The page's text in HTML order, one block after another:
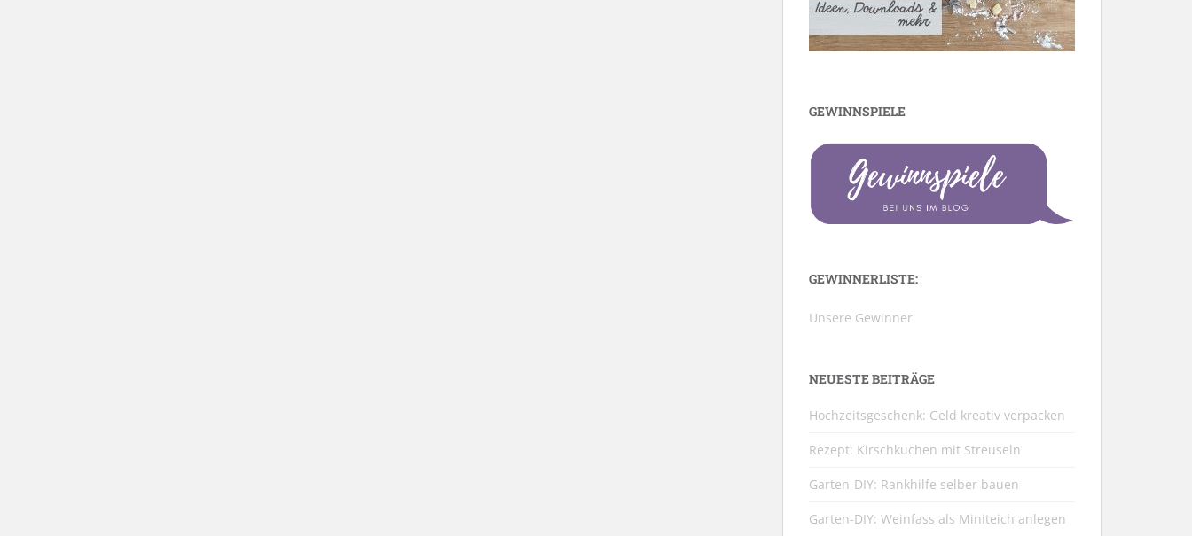
GEWINNSPIELE
GEWINNERLISTE:
Unsere Gewinner
NEUESTE BEITRÄGE
Hochzeitsgeschenk: Geld kreativ verpacken
Rezept: Kirschkuchen mit Streuseln
Garten-DIY: Rankhilfe selber bauen
Garten-DIY: Weinfass als Miniteich anlegen